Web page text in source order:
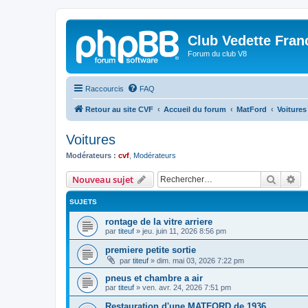
Club Vedette
Forum du club V8
Raccourcis FAQ
Retour au site CVF Accueil du forum MatFord Voitures
Voitures
Modérateurs : cvf Modérateurs
Nouveau sujet
SUJETS
rontage de la vitre arriere
par titeuf » jeu. juin 11, 2026 8:56 pm
premiere petite sortie
par titeuf » dim. mai 03, 2026 7:22 pm
pneus et chambre a air
par titeuf » ven. avr. 24, 2026 7:51 pm